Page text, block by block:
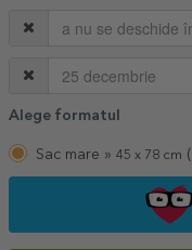
Alege formatul
Sac mare » 45 x 78 cm (